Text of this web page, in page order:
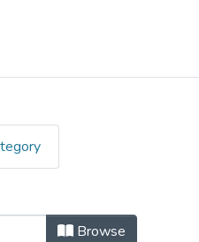
by Issue Date
Browse